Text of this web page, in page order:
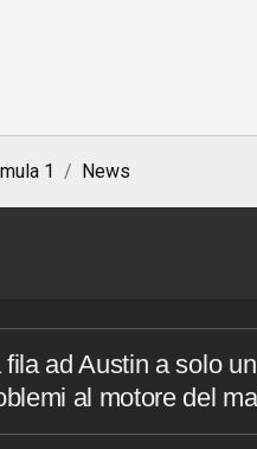
1 News
ad Austin a solo
al motore del